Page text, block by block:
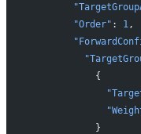
        "Order"
: 1 ,
            {
            }